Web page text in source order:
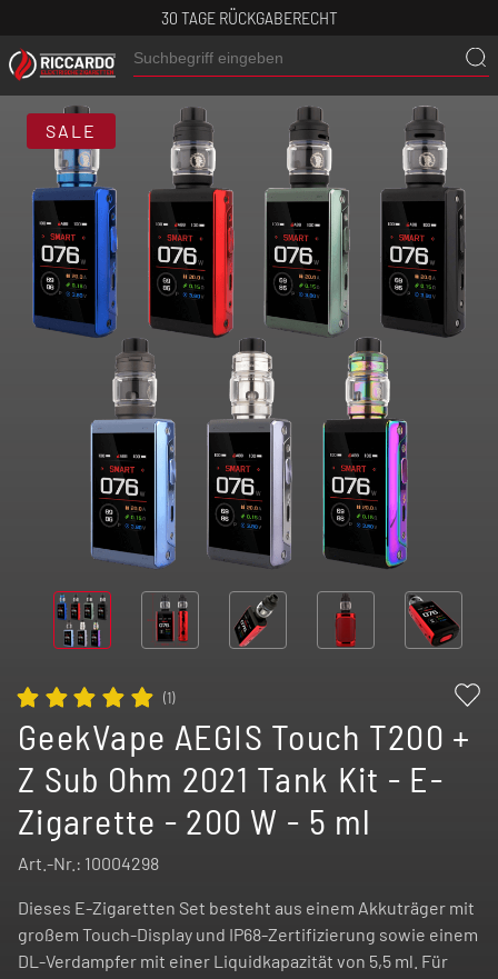
30 TAGE RÜCKGABERECHT
SALE
(1)
GeekVape AEGIS Touch T200 +
Z Sub Ohm 2021 Tank Kit - E-
Zigarette - 200 W - 5 ml
Art.-Nr.: 10004298
Dieses E-Zigaretten Set besteht aus einem Akkuträger mit
großem Touch-Display und IP68-Zertifizierung sowie einem
DL-Verdampfer mit einer Liquidkapazität von 5,5 ml. Für